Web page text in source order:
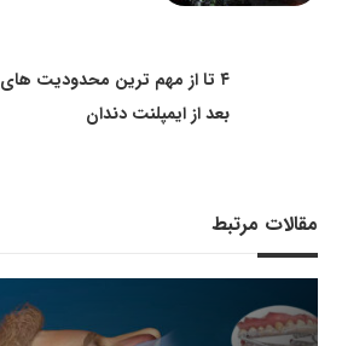
۴ تا از مهم ترین محدودیت ‌های
بعد از ایمپلنت دندان
مقالات مرتبط